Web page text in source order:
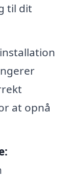
til dit
at opnå